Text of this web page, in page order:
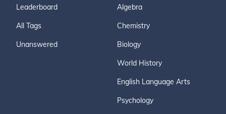
Leaderboard
All Tags
Unanswered
Algebra
Chemistry
Biology
World History
English Language Arts
Psychology